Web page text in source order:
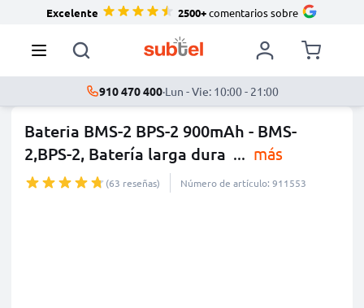
Excelente 2500+comentarios sobre
910 470 400·Lun - Vie: 10:00 - 21:00
Bateria BMS-2 BPS-2 900mAh - BMS-
2,BPS-2, Batería larga dura ... más
(63 reseñas) Número de artículo: 911553